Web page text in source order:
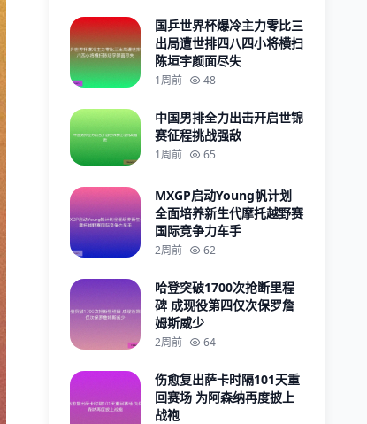
国乒世界杯爆冷主力零比三
出局遭世排四八四小将横扫
陈垣宇颜面尽失
1周前 48
中国男排全力出击开启世锦
赛征程挑战强敌
1周前 65
MXGP启动Young帆计划
全面培养新生代摩托越野赛
国际竞争力车手
2周前 62
哈登突破1700次抢断里程
碑 成现役第四仅次保罗詹
姆斯威少
2周前 64
伤愈复出萨卡时隔101天重
回赛场 为阿森纳再度披上
战袍